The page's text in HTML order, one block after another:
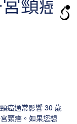
頸癌
癌通常影響 30 歲
頸癌。如果您想